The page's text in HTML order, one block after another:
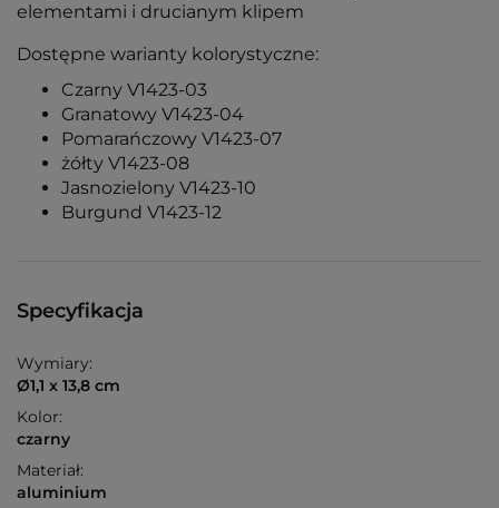
elementami i drucianym klipem
Dostępne warianty kolorystyczne:
Czarny V1423-03
Granatowy V1423-04
Pomarańczowy V1423-07
żółty V1423-08
Jasnozielony V1423-10
Burgund V1423-12
Specyfikacja
Wymiary:
Ø1,1 x 13,8 cm
Kolor:
czarny
Materiał:
aluminium